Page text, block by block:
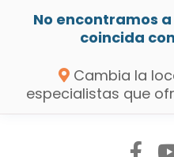
No encontramos
coincida
Cambia la
especialistas que